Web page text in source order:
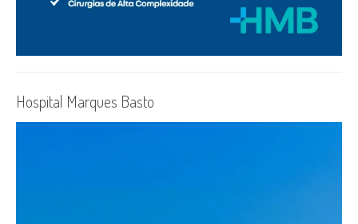
Hospital Marques Basto